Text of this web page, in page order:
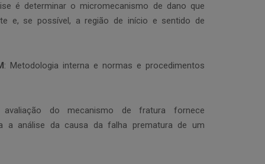
é determinar o micromecanismo de dano que
e, se possível, a região de início e sentido de
: Metodologia interna e normas e procedimentos
do mecanismo de fratura fornece
a análise da causa da falha prematura de um